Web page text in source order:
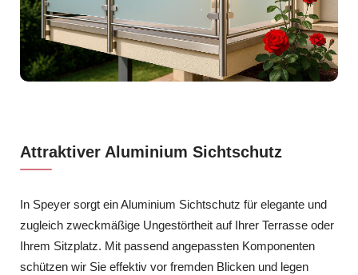
Attraktiver Aluminium Sichtschutz
In Speyer sorgt ein Aluminium Sichtschutz für elegante und
zugleich zweckmäßige Ungestörtheit auf Ihrer Terrasse oder
Ihrem Sitzplatz. Mit passend angepassten Komponenten
schützen wir Sie effektiv vor fremden Blicken und legen